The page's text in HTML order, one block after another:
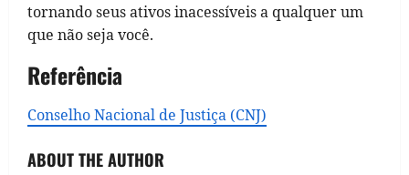
tornando seus ativos inacessíveis a qualquer um
que não seja você.
Referência
Conselho Nacional de Justiça (CNJ)
ABOUT THE AUTHOR